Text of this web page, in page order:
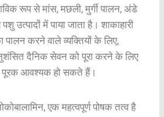
रूप से मांस, मछली, मुर्गी पालन, अंडे
उत्पादों में पाया जाता है। शाकाहारी
पालन करने वाले व्यक्तियों के लिए,
दैनिक सेवन को पूरा करने के लिए
पूरक आवश्यक हो सकते हैं।
एक महत्वपूर्ण पोषक तत्व है